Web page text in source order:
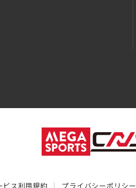
ビス利用規約 プライバシーポリシー